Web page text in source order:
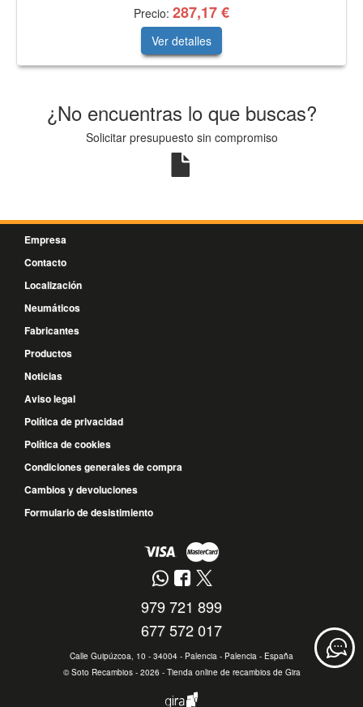
Precio: 287,17 €
Ver detalles
¿No encuentras lo que buscas?
Solicitar presupuesto sin compromiso
Empresa
Contacto
Localización
Neumáticos
Fabricantes
Productos
Noticias
Aviso legal
Política de privacidad
Política de cookies
Condiciones generales de compra
Cambios y devoluciones
Formulario de desistimiento
979 721 899
677 572 017
Calle Guipúzcoa, 10 - 34004 - Palencia - Palencia - España
©Soto Recambios- 2026 - Tienda online de recambios de Gira